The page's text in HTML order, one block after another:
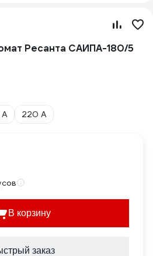
Ресанта САИПА-180/5
А 220 А
В корзину
заказ